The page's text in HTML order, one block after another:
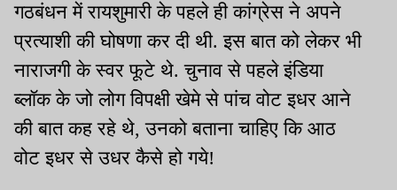
गठबंधन में रायशुमारी के पहले ही कांग्रेस ने अपने
प्रत्याशी की घोषणा कर दी थी. इस बात को लेकर भी
नाराजगी के स्वर फूटे थे. चुनाव से पहले इंडिया
ब्लॉक के जो लोग विपक्षी खेमे से पांच वोट इधर आने
की बात कह रहे थे, उनको बताना चाहिए कि आठ
वोट इधर से उधर कैसे हो गये!